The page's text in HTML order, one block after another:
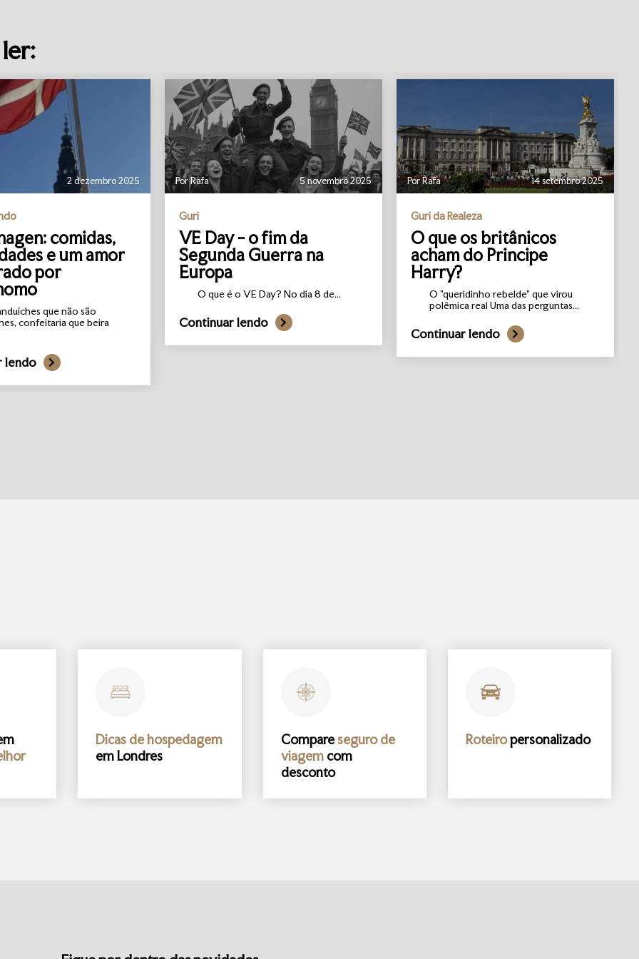
2 dezembro 2025
comidas,
e um amor
por
que não são
confeitaria que beira
lendo
Por Rafa 5 novembro 2025
Guri
VE Day - o fim da
Segunda Guerra na
Europa
O que é o VE Day? No dia 8 de...
Continuar lendo
Por Rafa 14 setembro 2025
Guri da Realeza
O que os britânicos
acham do Principe
Harry?
O "queridinho rebelde" que virou
polêmica real Uma das perguntas...
Continuar lendo
Dicas de hospedagem
em Londres
Compareseguro de
viagemcom
desconto
Roteiropersonalizado